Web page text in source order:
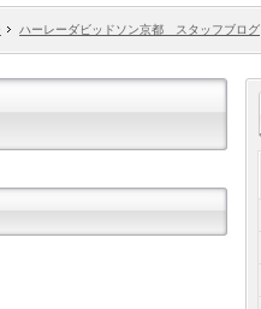
ハーレーダビッドソン京都 スタッフブログ